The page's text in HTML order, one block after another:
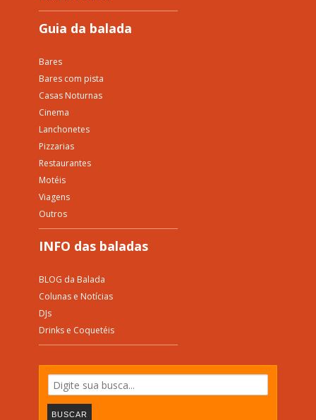
Guia da balada
Bares
Bares com pista
Casas Noturnas
Cinema
Lanchonetes
Pizzarias
Restaurantes
Motéis
Viagens
Outros
INFO das baladas
BLOG da Balada
Colunas e Notícias
DJs
Drinks e Coquetéis